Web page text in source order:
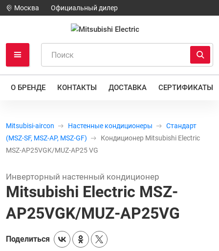
Москва Официальный дилер
О БРЕНДЕ КОНТАКТЫ ДОСТАВКА СЕРТИФИКАТЫ
Mitsubisi-aircon Настенные кондиционеры
Стандарт
(MSZ-SF, MSZ-AP, MSZ-GF)
Кондиционер Mitsubishi Electric
MSZ-AP25VGK/MUZ-AP25 VG
Инверторный настенный кондиционер
Mitsubishi Electric MSZ-
AP25VGK/MUZ-AP25VG
Поделиться